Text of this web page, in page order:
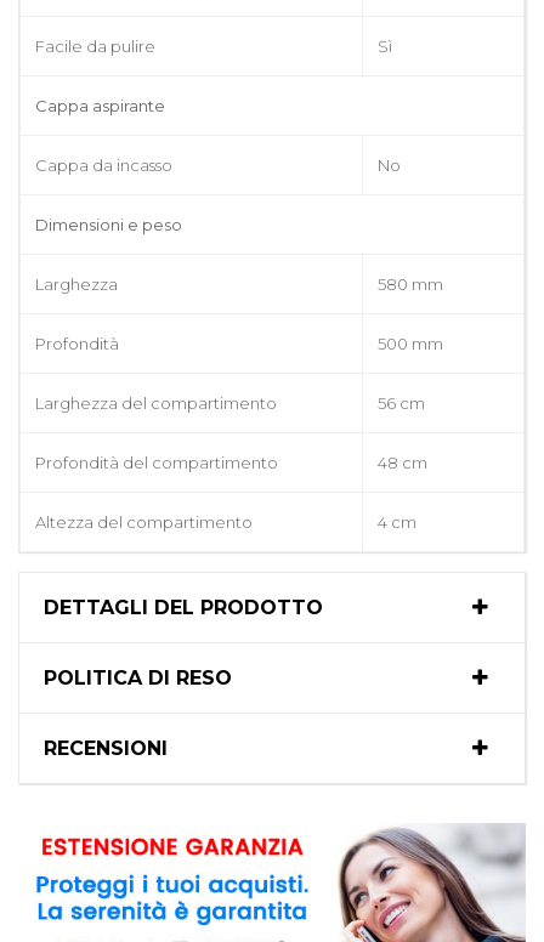
Facile da pulire Sì
Cappa aspirante
Cappa da incasso No
Dimensioni e peso
Larghezza 580 mm
Profondità 500 mm
Larghezza del compartimento 56 cm
Profondità del compartimento 48 cm
Altezza del compartimento 4 cm
DETTAGLI DEL PRODOTTO
POLITICA DI RESO
RECENSIONI